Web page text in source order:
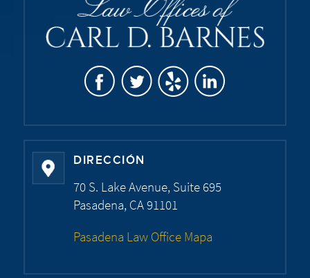
DIRECCIÓN
70 S. Lake Avenue, Suite 695
Pasadena, CA 91101
Pasadena Law Office Mapa